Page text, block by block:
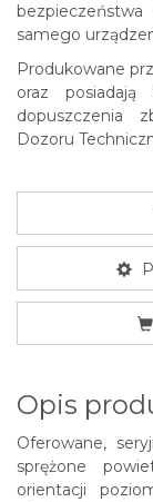
samego
Produkowane
oraz
dopuszczenia
Dozoru
Opis
Oferowane,
sprężone
orientacji